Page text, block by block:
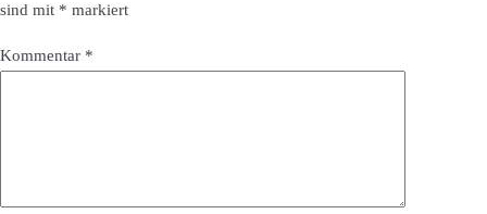
sind mit * markiert
Kommentar *